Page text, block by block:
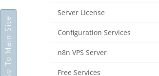
Server License
Configuration Services
n8n VPS Server
Free Services
Go To Main Site